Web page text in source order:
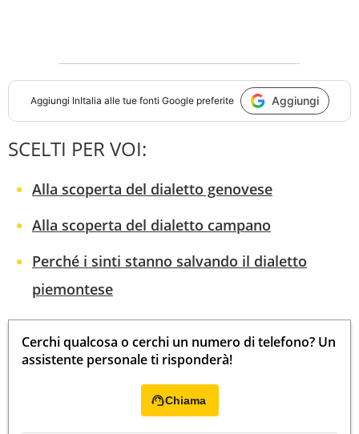
Aggiungi InItalia alle tue fonti Google preferite Aggiungi
SCELTI PER VOI:
Alla scoperta del dialetto genovese
Alla scoperta del dialetto campano
Perché i sinti stanno salvando il dialetto
piemontese
Cerchi qualcosa o cerchi un numero di telefono? Un
assistente personale ti risponderà!
Chiama